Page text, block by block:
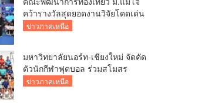
อาชญากรรมในพื้นที่
คว้ารางวัลสุดยอดงานวิจัยโดดเด่น
“ระดับดีมาก”เวที APPTech EXPO
ข่าวภาคเหนือ
มหาวิทยาลัยนอร์ท-เชียงใหม่ จัดคัด
ตัวนักกีฬาฟุตบอล ร่วมสโมสร
นอร์ท-เชียงใหม่ ยูไนเต็ด พร้อม
ข่าวภาคเหนือ